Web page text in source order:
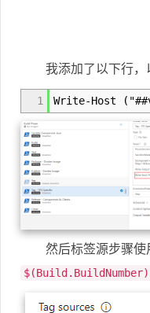
我添加了以下行，
1 Write-Host
然后标签源步骤
$(Build.BuildNumber)